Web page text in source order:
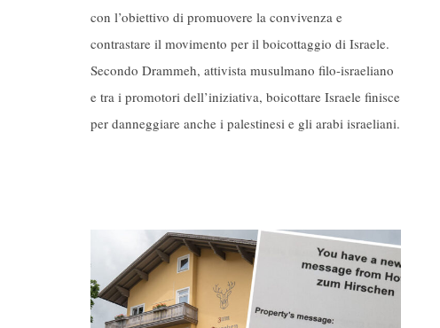
con l’obiettivo di promuovere la convivenza e
contrastare il movimento per il boicottaggio di Israele.
Secondo Drammeh, attivista musulmano filo-israeliano
e tra i promotori dell’iniziativa, boicottare Israele finisce
per danneggiare anche i palestinesi e gli arabi israeliani.